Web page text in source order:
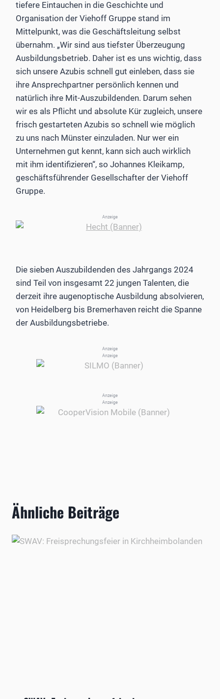
tiefere Eintauchen in die Geschichte und
Organisation der Viehoff Gruppe stand im
Mittelpunkt, was die Geschäftsleitung selbst
übernahm. „Wir sind aus tiefster Überzeugung
Ausbildungsbetrieb. Daher ist es uns wichtig, dass
sich unsere Azubis schnell gut einleben, dass sie
ihre Ansprechpartner persönlich kennen und
natürlich ihre Mit-Auszubildenden. Darum sehen
wir es als Pflicht und absolute Kür zugleich, unsere
frisch gestarteten Azubis so schnell wie möglich
zu uns nach Münster einzuladen. Nur wer ein
Unternehmen gut kennt, kann sich auch wirklich
mit ihm identifizieren“, so Johannes Kleikamp,
geschäftsführender Gesellschafter der Viehoff
Gruppe.
Anzeige
Die sieben Auszubildenden des Jahrgangs 2024
sind Teil von insgesamt 22 jungen Talenten, die
derzeit ihre augenoptische Ausbildung absolvieren,
von Heidelberg bis Bremerhaven reicht die Spanne
der Ausbildungsbetriebe.
Anzeige
Anzeige
Anzeige
Anzeige
Ähnliche Beiträge